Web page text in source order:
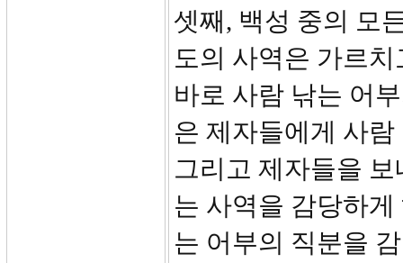
셋째, 백성 중의 모
도의 사역은 가르
바로 사람 낚는 어
은 제자들에게 사
그리고 제자들을
는 사역을 감당하
는 어부의 직분을